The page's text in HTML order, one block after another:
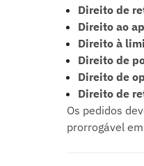
Direito de
Direito ao
Direito à
Direito de
Direito de
Direito de
Os pedidos
prorrogável